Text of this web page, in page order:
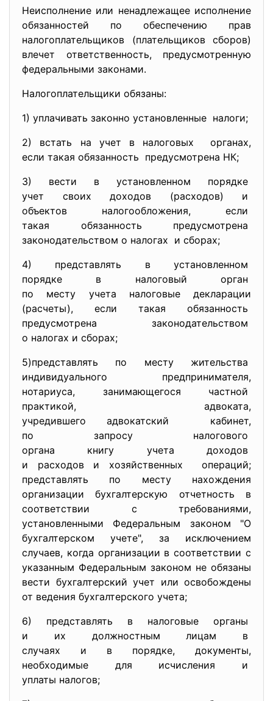
Неисполнение или ненадлежащее исполнение
обязанностей по обеспечению прав
налогоплательщиков (плательщиков сборов)
влечет ответственность, предусмотренную
федеральными законами.
Налогоплательщики обязаны:
1) уплачивать законно установленные налоги;
2) встать на учет в налоговых органах,
если такая обязанность предусмотрена НК;
3) вести в установленном порядке
учет своих доходов (расходов) и
объектов налогообложения, если
такая обязанность предусмотрена
законодательством о налогах и сборах;
4) представлять в установленном
порядке в налоговый орган
по месту учета налоговые декларации
(расчеты), если такая обязанность
предусмотрена законодательством
о налогах и сборах;
5)представлять по месту жительства
индивидуального предпринимателя,
нотариуса, занимающегося частной
практикой, адвоката,
учредившего адвокатский кабинет,
по запросу налогового
органа книгу учета доходов
и расходов и хозяйственных операций;
представлять по месту нахождения
организации бухгалтерскую отчетность в
соответствии с требованиями,
установленными Федеральным законом "О
бухгалтерском учете", за исключением
случаев, когда организации в соответствии с
указанным Федеральным законом не обязаны
вести бухгалтерский учет или освобождены
от ведения бухгалтерского учета;
6) представлять в налоговые органы
и их должностным лицам в
случаях и в порядке, документы,
необходимые для исчисления и
уплаты налогов;